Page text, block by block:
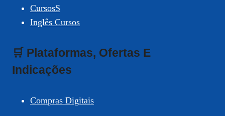
CursosS
Inglês Cursos
🛒 Plataformas, Ofertas E
Indicações
Compras Digitais